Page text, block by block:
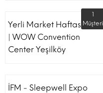
Yerli Market Haftası Fuarı
| WOW Convention
Center Yeşilköy
1
Müşteri
İFM - Sleepwell Expo